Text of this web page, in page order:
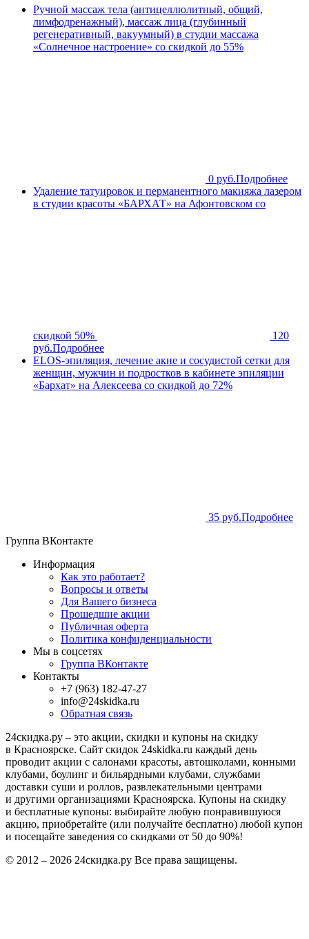
Ручной массаж тела (антицеллюлитный, общий,
лимфодренажный), массаж лица (глубинный
регенеративный, вакуумный) в студии массажа
«Солнечное настроение» со скидкой до 55%
0 руб.Подробнее
Удаление татуировок и перманентного макияжа лазером
в студии красоты «БАРХАТ» на Афонтовском со
скидкой 50%
120
руб.Подробнее
ELOS-эпиляция, лечение акне и сосудистой сетки для
женщин, мужчин и подростков в кабинете эпиляции
«Бархат» на Алексеева со скидкой до 72%
35 руб.Подробнее
Группа ВКонтакте
Информация
Как это работает?
Вопросы и ответы
Для Вашего бизнеса
Прошедшие акции
Публичная оферта
Политика конфиденциальности
Мы в соцсетях
Группа ВКонтакте
Контакты
+7 (963) 182-47-27
info@24skidka.ru
Обратная связь
24скидка.ру – это акции, скидки и купоны на скидку
в Красноярске. Сайт скидок 24skidka.ru каждый день
проводит акции с салонами красоты, автошколами, конными
клубами, боулинг и бильярдными клубами, службами
доставки суши и роллов, развлекательными центрами
и другими организациями Красноярска. Купоны на скидку
и бесплатные купоны: выбирайте любую понравившуюся
акцию, приобретайте (или получайте бесплатно) любой купон
и посещайте заведения со скидками от 50 до 90%!
© 2012 – 2026 24скидка.ру Все права защищены.